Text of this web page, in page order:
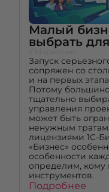
Малый
выбрать
Запуск
сопряжен со
и на первых
Потому
тщательно
управления
может быть
ненужным
лицензиями 1С-
«Бизнес»
особенности
определим, кому
инструментов.
Подробнее